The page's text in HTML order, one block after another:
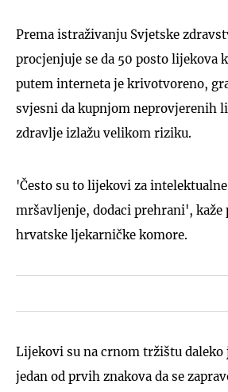
Prema istraživanju Svjetske
procjenjuje se da 50 posto lijekova
putem interneta je krivotvoreno,
svjesni da kupnjom neprovjerenih
zdravlje izlažu velikom riziku.
'Često su to lijekovi za
mršavljenje, dodaci prehrani', kaže
hrvatske ljekarničke komore.
Lijekovi su na crnom tržištu
jedan od prvih znakova da se